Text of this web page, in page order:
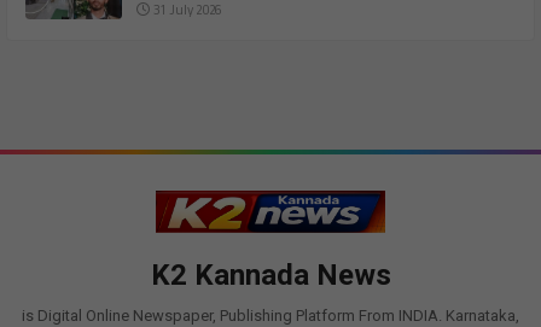
31 July 2026
K2 Kannada News
is Digital Online Newspaper, Publishing Platform From INDIA. Karnataka,